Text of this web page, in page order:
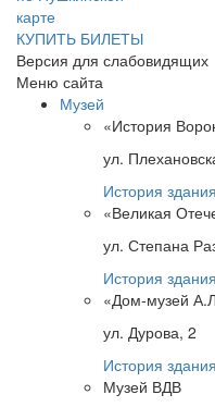
карте
КУПИТЬ БИЛЕТЫ
Версия для слабовидящих
Меню сайта
Музей
«История
ул.
История здания
«Великая
ул. Степана
История здания
«Дом-музей
ул. Дурова, 2
История здания
Музей ВДВ